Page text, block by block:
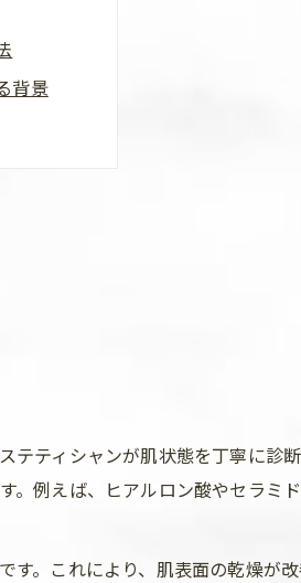
背景
理由
テティシャンが肌状態を丁寧に診
。例えば、ヒアルロン酸やセラミ
。これにより、肌表面の乾燥が